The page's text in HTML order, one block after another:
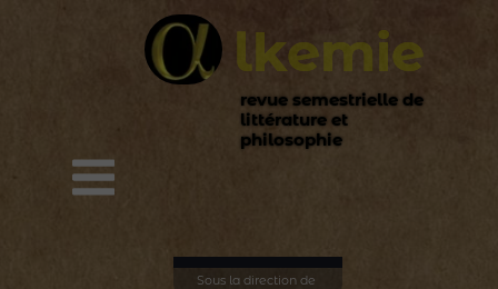
Sous la direction de
revue semestrielle de
littérature et
philosophie
lkemie